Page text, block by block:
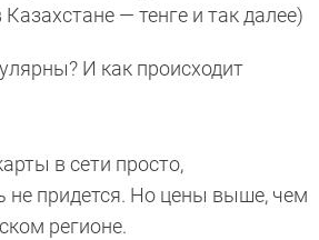
— тенге и так далее)
И как происходит
в сети просто,
не придется. Но цены выше, чем
регионе.